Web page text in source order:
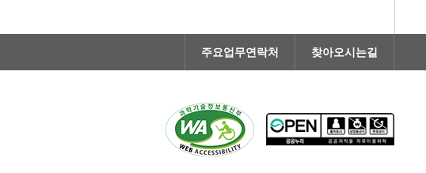
주요업무연락처 찾아오시는길